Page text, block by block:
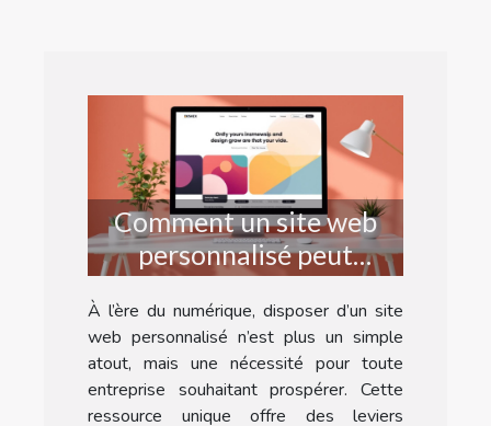
Comment un site web
personnalisé peut
transformer votre
entreprise ?
À l’ère du numérique, disposer d’un site
web personnalisé n’est plus un simple
atout, mais une nécessité pour toute
entreprise souhaitant prospérer. Cette
ressource unique offre des leviers